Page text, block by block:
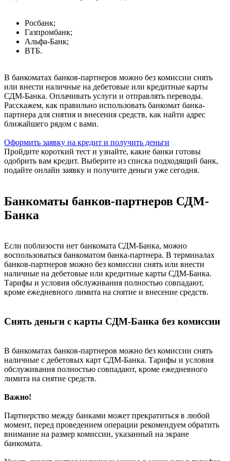
Росбанк;
Газпромбанк;
Альфа-Банк;
ВТБ.
В банкоматах банков-партнеров можно без комиссии снять
или внести наличные на дебетовые или кредитные карты
СДМ-Банка. Оплачивать услуги и отправлять переводы.
Расскажем, как правильно использовать банкомат банка-
партнера для снятия и внесения средств, как найти адрес
ближайшего рядом с вами.
Оформить заявку на кредит и получить деньги
Пройдите короткий тест и узнайте, какие банки готовы
одобрить вам кредит. Выберите из списка подходящий банк,
подайте онлайн заявку и получите деньги уже сегодня.
Банкоматы банков-партнеров СДМ-
Банка
Если поблизости нет банкомата СДМ-Банка, можно
воспользоваться банкоматом банка-партнера. В терминалах
банков-партнеров можно без комиссии снять или внести
наличные на дебетовые или кредитные карты СДМ-Банка.
Тарифы и условия обслуживания полностью совпадают,
кроме ежедневного лимита на снятие и внесение средств.
Снять деньги с карты СДМ-Банка без комиссии
В банкоматах банков-партнеров можно без комиссии снять
наличные с дебетовых карт СДМ-Банка. Тарифы и условия
обслуживания полностью совпадают, кроме ежедневного
лимита на снятие средств.
Важно!
Партнерство между банками может прекратиться в любой
момент, перед проведением операции рекомендуем обратить
внимание на размер комиссии, указанный на экране
банкомата.